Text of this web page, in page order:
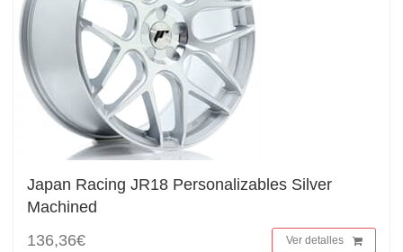
Japan Racing JR18 Personalizables Silver
Machined
136,36€
Ver detalles